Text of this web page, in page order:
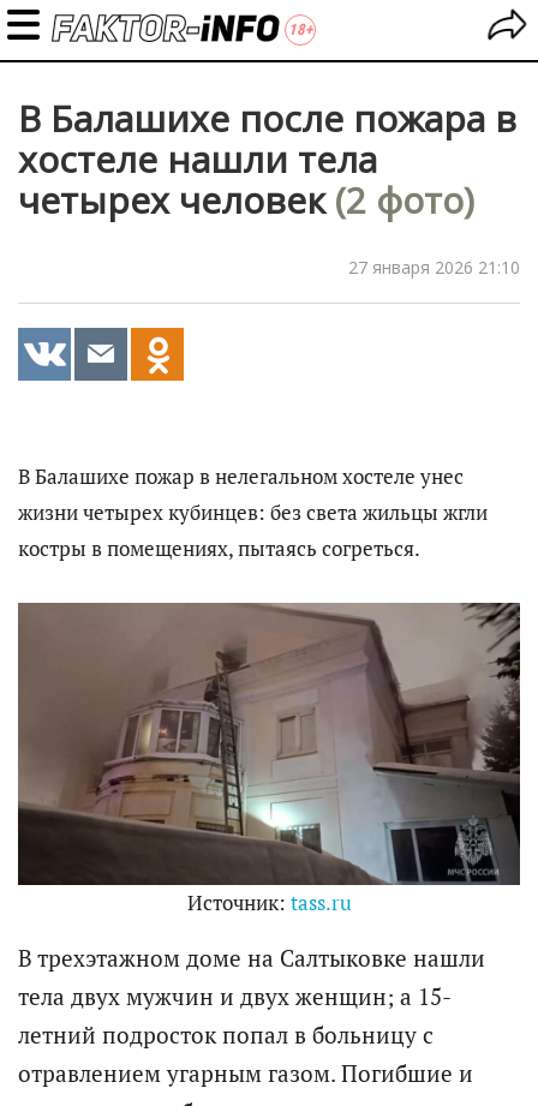
В Балашихе после пожара в
хостеле нашли тела
четырех человек(2 фото)
27 января 2026 21:10
В Балашихе пожар в нелегальном хостеле унес
жизни четырех кубинцев: без света жильцы жгли
костры в помещениях, пытаясь согреться.
Источник: tass.ru
В трехэтажном доме на Салтыковке нашли
тела двух мужчин и двух женщин; а 15-
летний подросток попал в больницу с
отравлением угарным газом. Погибшие и